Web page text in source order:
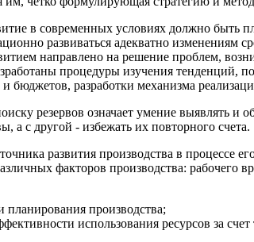
в современных условиях должно быть
развиваться адекватно изменениям
направлено на решение проблем,
процедуры изучения тенденций,
бюджетов, разработки механизма
резервов означает умение выявлять и
а с другой - избежать их повторного счета.
развития производства в процессе
факторов производства: рабочего
планирования производства;
использования ресурсов за